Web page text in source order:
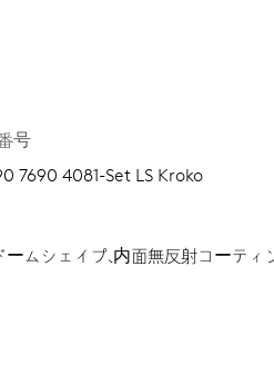
号
7690 4081-Set LS Kroko
ームシェイプ、内面無反射コーティ